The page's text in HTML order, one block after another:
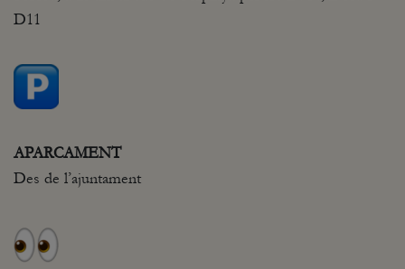
D11
APARCAMENT
Des de l’ajuntament